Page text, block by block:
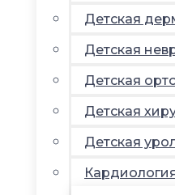
Детская
Детская
Детская
Детская
Детская